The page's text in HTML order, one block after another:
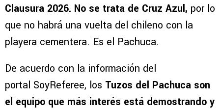
Clausura 2026. No se trata de Cruz Azul, por lo
que no habrá una vuelta del chileno con la
playera cementera. Es el Pachuca.
De acuerdo con la información del
portal SoyReferee, los Tuzos del Pachuca son
el equipo que más interés está demostrando y